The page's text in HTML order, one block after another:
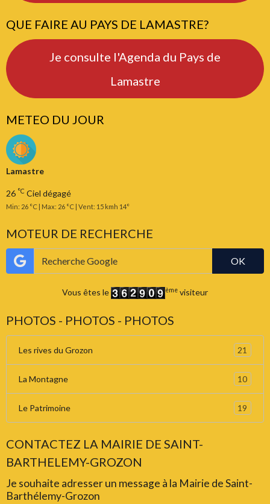
QUE FAIRE AU PAYS DE LAMASTRE?
Je consulte l'Agenda du Pays de
Lamastre
METEO DU JOUR
Lamastre
26 °C Ciel dégagé
Min: 26 °C | Max: 26 °C | Vent: 15 kmh 14°
MOTEUR DE RECHERCHE
OK
Vous êtes le ème visiteur
PHOTOS - PHOTOS - PHOTOS
Les rives du Grozon 21
La Montagne 10
Le Patrimoine 19
CONTACTEZ LA MAIRIE DE SAINT-
BARTHELEMY-GROZON
Je souhaite adresser un message à la Mairie de Saint-
Barthélemy-Grozon